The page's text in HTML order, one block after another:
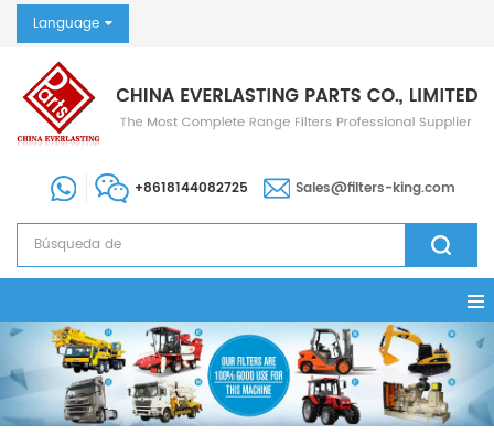
Language
+8618144082725 Sales@filters-king.com